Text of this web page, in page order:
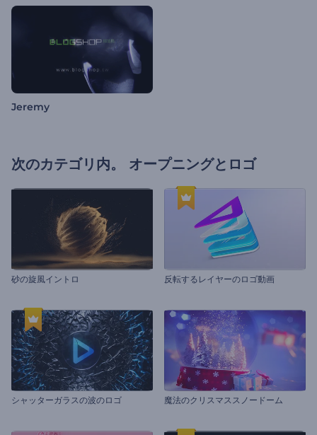
Jeremy
次のカテゴリ内。 オープニングとロゴ
砂の旋風イントロ 反転するレイヤーのロゴ動画
シャッターガラスの波のロゴ 魔法のクリスマススノードーム